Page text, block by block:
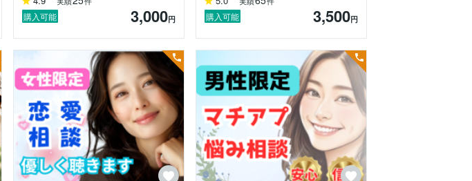
購入可能 3,000円 購入可能 3,500円